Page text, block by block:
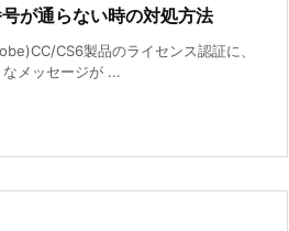
が通らない時の対処方法
CS6製品のライセンス認証に、
なメッセージが ...